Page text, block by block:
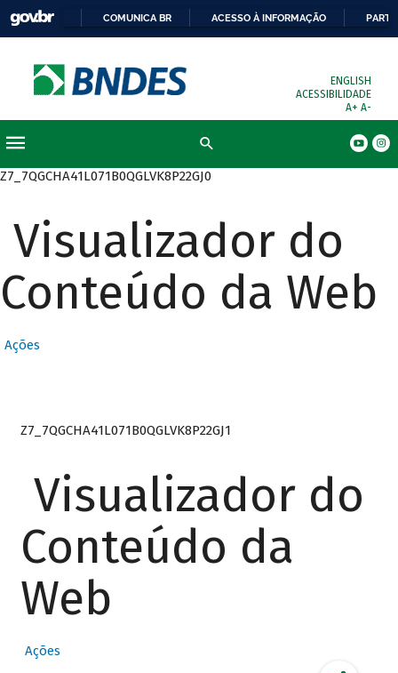
COMUNICA BR ACESSO À INFORMAÇÃO
ENGLISH
ACESSIBILIDADE
A+ A-
Z7_7QGCHA41L071B0QGLVK8P22GJ0
Visualizador do
Conteúdo da Web
Ações
Z7_7QGCHA41L071B0QGLVK8P22GJ1
Visualizador do
Conteúdo da
Web
Ações